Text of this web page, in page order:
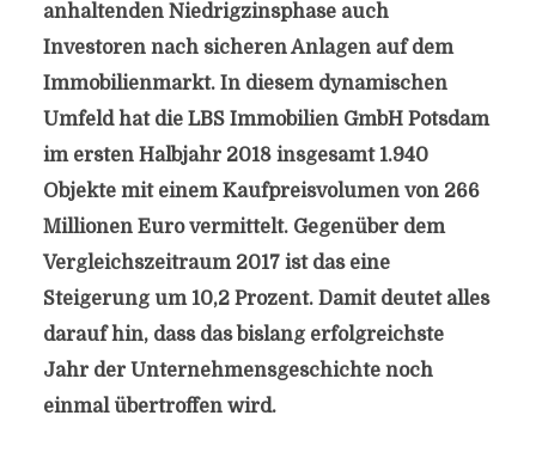
anhaltenden Niedrigzinsphase auch
Investoren nach sicheren Anlagen auf dem
Immobilienmarkt. In diesem dynamischen
Umfeld hat die LBS Immobilien GmbH Potsdam
im ersten Halbjahr 2018 insgesamt 1.940
Objekte mit einem Kaufpreisvolumen von 266
Millionen Euro vermittelt. Gegenüber dem
Vergleichszeitraum 2017 ist das eine
Steigerung um 10,2 Prozent. Damit deutet alles
darauf hin, dass das bislang erfolgreichste
Jahr der Unternehmensgeschichte noch
einmal übertroffen wird.